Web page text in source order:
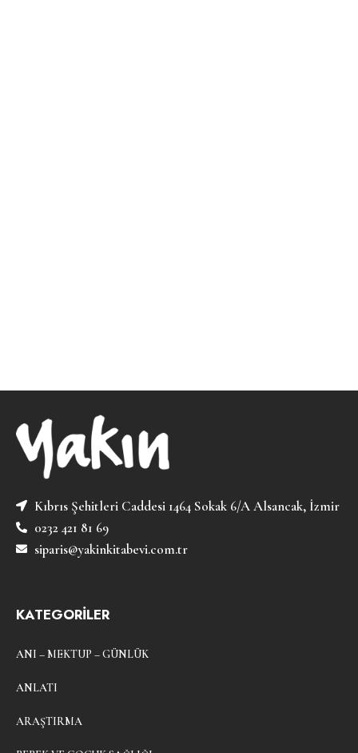
Kıbrıs Şehitleri Caddesi 1464 Sokak 6/A Alsancak, İzmir
0232 421 81 69
siparis@yakinkitabevi.com.tr
KATEGORİLER
ANI – MEKTUP – GÜNLÜK
ANLATI
ARAŞTIRMA